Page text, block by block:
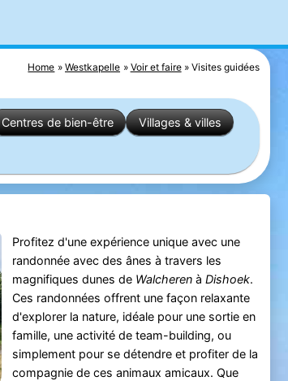
Home Westkapelle Voir et faire Visites guidées
Centres de bien-être
Villages & villes
Profitez d'une expérience unique avec une
randonnée avec des ânes à travers les
magnifiques dunes de Walcherenà Dishoek.
Ces randonnées offrent une façon relaxante
d'explorer la nature, idéale pour une sortie en
famille, une activité de team-building, ou
simplement pour se détendre et profiter de la
compagnie de ces animaux amicaux. Que